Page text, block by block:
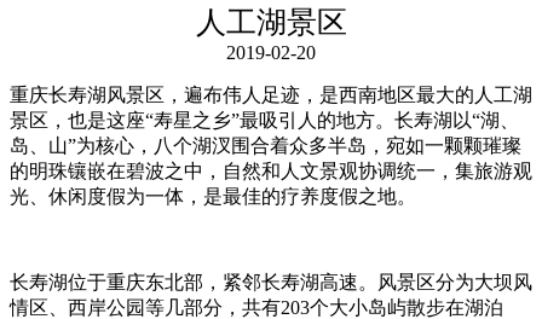
人工湖景区
2019-02-20
重庆长寿湖风景区，遍布伟人足迹，是西南地区最大的人工湖
景区，也是这座“寿星之乡”最吸引人的地方。长寿湖以“湖、
岛、山”为核心，八个湖汊围合着众多半岛，宛如一颗颗璀璨
的明珠镶嵌在碧波之中，自然和人文景观协调统一，集旅游观
光、休闲度假为一体，是最佳的疗养度假之地。
长寿湖位于重庆东北部，紧邻长寿湖高速。风景区分为大坝风
情区、西岸公园等几部分，共有203个大小岛屿散步在湖泊